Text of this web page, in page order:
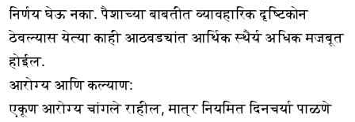
निर्णय घेऊ नका. पैशाच्या बाबतीत व्यावहारिक दृष्टिकोन
ठेवल्यास येत्या काही आठवड्यांत आर्थिक स्थैर्य अधिक मजबूत
होईल.
आरोग्य आणि कल्याण:
एकूण आरोग्य चांगले राहील, मात्र नियमित दिनचर्या पाळणे